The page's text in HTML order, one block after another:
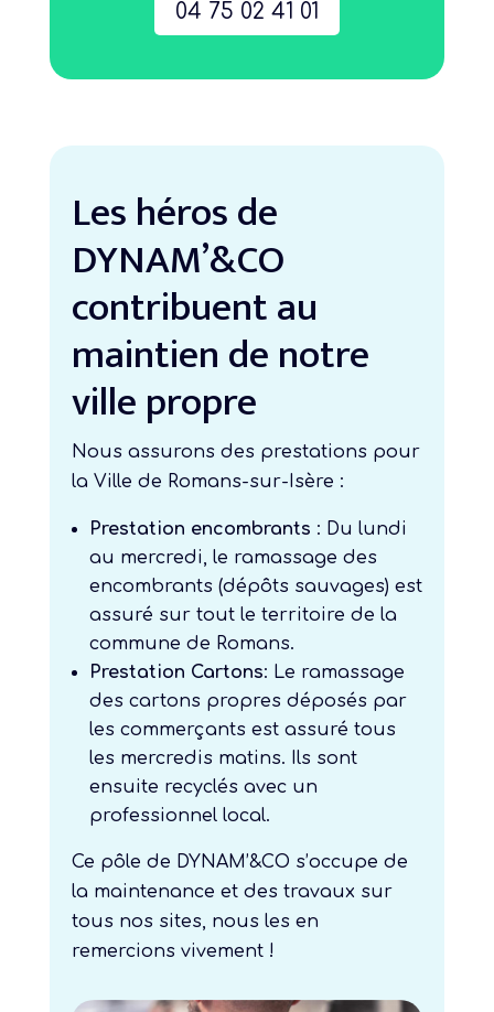
04 75 02 41 01
Les héros de
DYNAM’&CO
contribuent au
maintien de notre
ville propre
Nous assurons des prestations pour
la Ville de Romans-sur-Isère :
Prestation encombrants : Du lundi
au mercredi, le ramassage des
encombrants (dépôts sauvages) est
assuré sur tout le territoire de la
commune de Romans.
Prestation Cartons: Le ramassage
des cartons propres déposés par
les commerçants est assuré tous
les mercredis matins. Ils sont
ensuite recyclés avec un
professionnel local.
Ce pôle de DYNAM’&CO s’occupe de
la maintenance et des travaux sur
tous nos sites, nous les en
remercions vivement !